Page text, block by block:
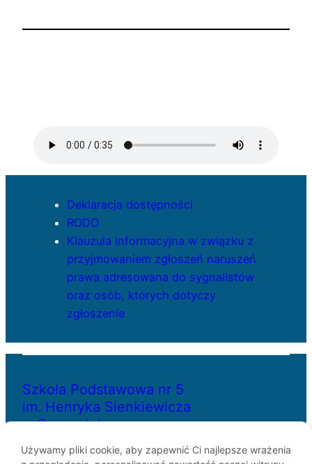
Deklaracja dostępności
RODO
Klauzula informacyjna w związku z
przyjmowaniem zgłoszeń naruszeń
prawa adresowana do sygnalistów
oraz osób, których dotyczy
zgłoszenie
Szkoła Podstawowa nr 5
im. Henryka Sienkiewicza
w Szczecinie
Używamy pliki cookie, aby zapewnić Ci najlepsze wrażenia